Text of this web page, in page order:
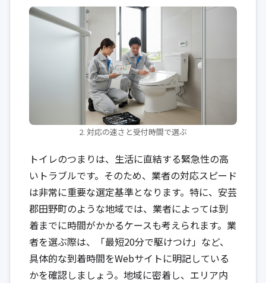
2. 対応の速さと受付時間で選ぶ
トイレのつまりは、生活に直結する緊急性の高
いトラブルです。そのため、業者の対応スピード
は非常に重要な選定基準となります。特に、安芸
郡田野町のような地域では、業者によっては到
着までに時間がかかるケースも考えられます。業
者を選ぶ際は、「最短20分で駆けつけ」など、
具体的な到着時間をWebサイトに明記している
かを確認しましょう。地域に密着し、エリア内